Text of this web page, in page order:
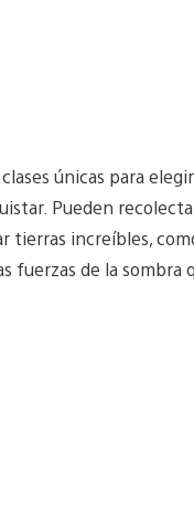
únicas para
Pueden
tierras increíbles,
fuerzas de la sombra